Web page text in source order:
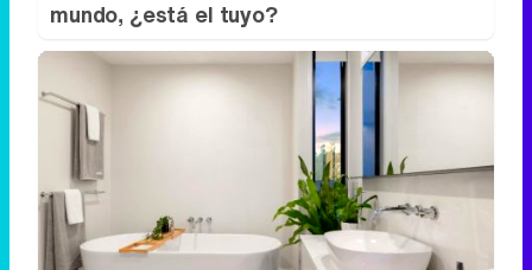
El truco contra la cal
Di adiós a la cal del baño con estos
sencillos consejos